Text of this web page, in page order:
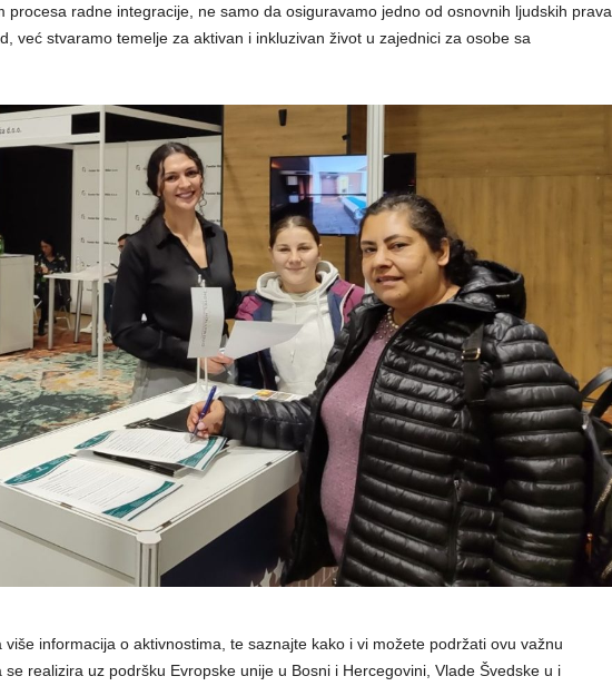
procesa radne integracije, ne samo da osiguravamo jedno od osnovnih ljudskih prava
već stvaramo temelje za aktivan i inkluzivan život u zajednici za osobe sa
više informacija o aktivnostima, te saznajte kako i vi možete podržati ovu važnu
se realizira uz podršku Evropske unije u Bosni i Hercegovini, Vlade Švedske u i